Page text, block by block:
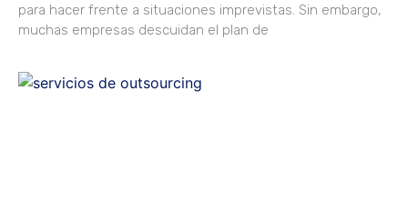
para hacer frente a situaciones imprevistas. Sin embargo,
muchas empresas descuidan el plan de